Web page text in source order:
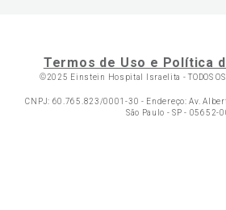
Termos de Uso e Política
©2025 Einstein Hospital Israelita -TODOS
CNPJ: 60.765.823/0001-30 - Endereço: Av.
São Paulo - SP - 05652-